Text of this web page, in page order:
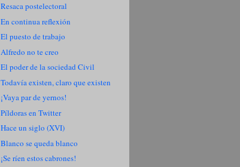
Resaca postelectoral
En continua reflexión
El puesto de trabajo
Alfredo no te creo
El poder de la sociedad Civil
Todavía existen, claro que existen
¡Vaya par de yernos!
Píldoras en Twitter
Hace un siglo (XVI)
Blanco se queda blanco
¡Se ríen estos cabrones!